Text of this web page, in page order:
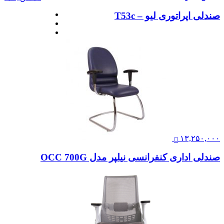
صندلی اپراتوری لیو – T53c
۱۳,۲۵۰,۰۰۰
صندلی اداری کنفرانسی نیلپر مدل OCC 700G